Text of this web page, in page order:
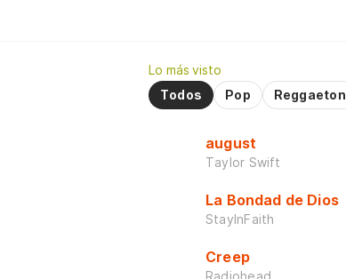
Lo más visto
Todos
Pop Reggaeton
august
Taylor Swift
La Bondad de Dios
StayInFaith
Creep
Radiohead